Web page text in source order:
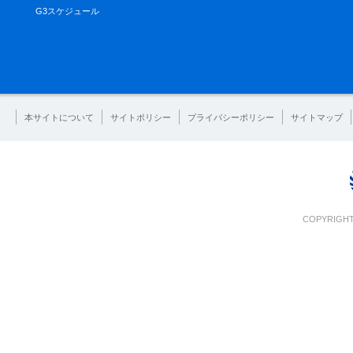
G3スケジュール
本サイトについて サイトポリシー プライバシーポリシー サイトマップ